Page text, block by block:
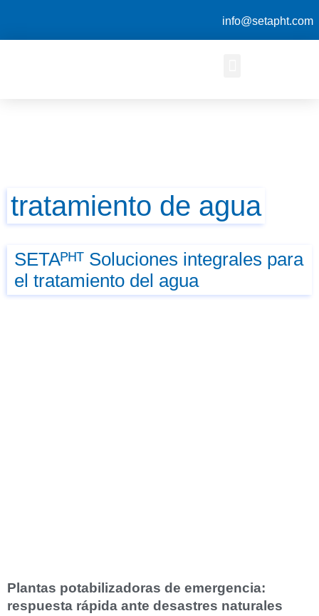
info@setapht.com
tratamiento de agua
SETAᴾᴴᵀ Soluciones integrales para
el tratamiento del agua
Plantas potabilizadoras de emergencia:
respuesta rápida ante desastres naturales